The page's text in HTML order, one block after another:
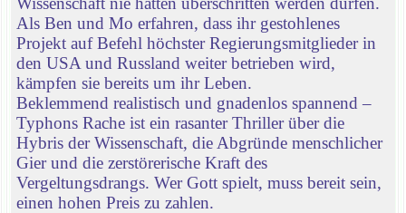
Als Ben und Mo erfahren, dass ihr gestohlenes
Projekt auf Befehl höchster Regierungsmitglieder in
den USA und Russland weiter betrieben wird,
kämpfen sie bereits um ihr Leben.
Beklemmend realistisch und gnadenlos spannend –
Typhons Rache ist ein rasanter Thriller über die
Hybris der Wissenschaft, die Abgründe menschlicher
Gier und die zerstörerische Kraft des
Vergeltungsdrangs. Wer Gott spielt, muss bereit sein,
einen hohen Preis zu zahlen.